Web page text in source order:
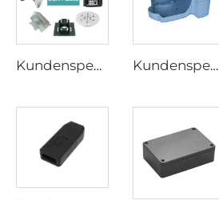
Kundenspezifische ABS-PC PP-POM-Kunststoff-Spritzgusshersteller Formteile für Gehäusegehäuse elektronischer Geräte Kundenspezifische Kunststoff-Spritzgussteile Kundenspezifische Kunststoff-Spritzgussteile